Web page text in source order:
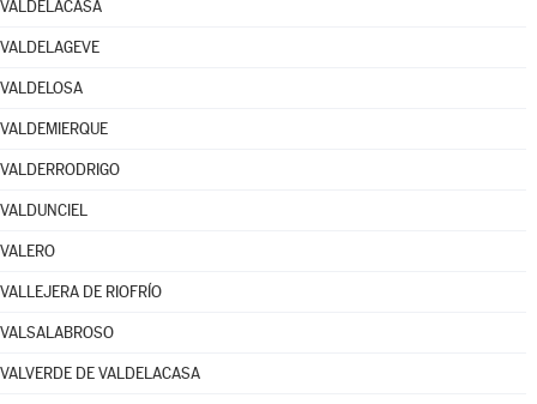
VALDELACASA
VALDELAGEVE
VALDELOSA
VALDEMIERQUE
VALDERRODRIGO
VALDUNCIEL
VALERO
VALLEJERA DE RIOFRÍO
VALSALABROSO
VALVERDE DE VALDELACASA